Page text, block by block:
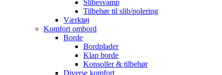
Slibesvamp
Tilbehør til slib/polering
Værktøj
Komfort ombord
Borde
Bordplader
Klap borde
Konsoller & tilbehør
Diverse komfort